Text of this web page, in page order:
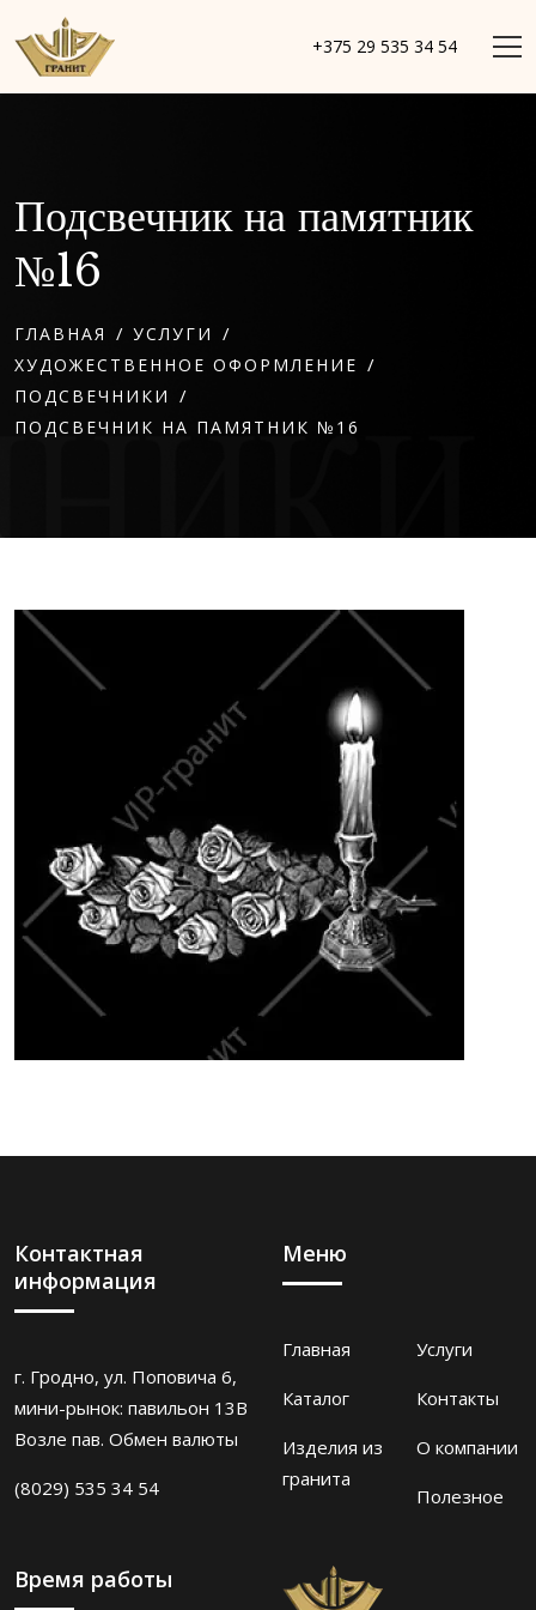
+375 29 535 34 54
Подсвечник на памятник
№16
ГЛАВНАЯ / УСЛУГИ /
ХУДОЖЕСТВЕННОЕ ОФОРМЛЕНИЕ /
ПОДСВЕЧНИКИ /
ПОДСВЕЧНИК НА ПАМЯТНИК №16
Контактная
информация
г. Гродно, ул. Поповича 6,
мини-рынок: павильон 13В
Возле пав. Обмен валюты
(8029) 535 34 54
Меню
Главная
Каталог
Изделия из
гранита
Услуги
Контакты
О компании
Полезное
Время работы